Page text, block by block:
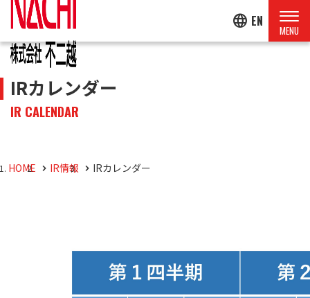
language EN
IRカレンダー
IR CALENDAR
HOME IR情報 IRカレンダー